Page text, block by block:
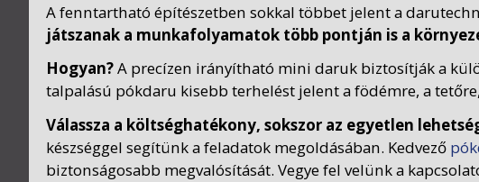
A fenntartható építészetben sokkal többet jelent a
játszanak a munkafolyamatok több pontján is a
Hogyan?A precízen irányítható mini daruk biztosítják a
talpalású pókdaru kisebb terhelést jelent a födémre, a
Válassza a költséghatékony, sokszor az egyetlen
készséggel segítünk a feladatok megoldásában. Kedvező
biztonságosabb megvalósítását. Vegye fel velünk a